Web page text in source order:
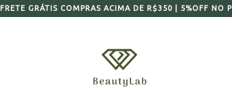
FRETE GRÁTIS COMPRAS ACIMA DE R$350 | 5%OFF NO